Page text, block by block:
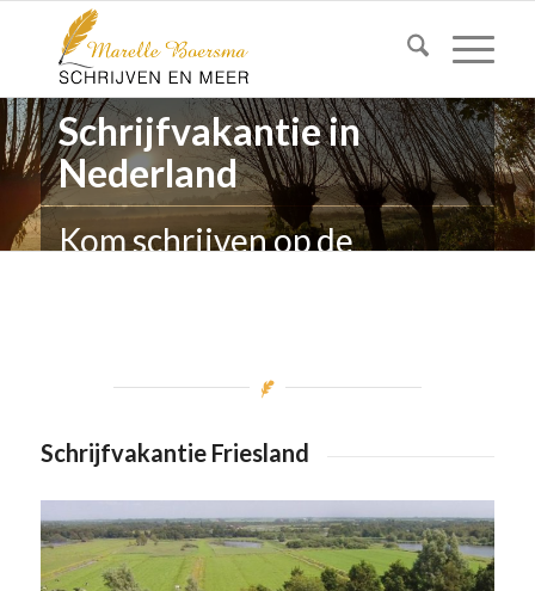
Schrijfvakantie in
Nederland
Kom schrijven op de
Schrijfvakantie Friesland